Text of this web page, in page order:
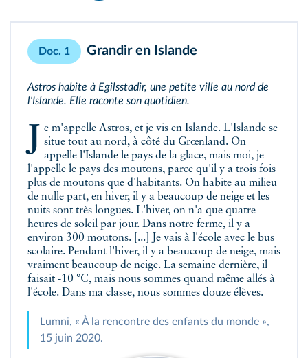
Doc. 1 Grandir en Islande
Astros habite à Egilsstadir, une petite ville au nord de
l'Islande. Elle raconte son quotidien.
Je m'appelle Astros, et je vis en Islande. L'Islande se
situe tout au nord, à côté du Grœnland. On
appelle l'Islande le pays de la glace, mais moi, je
l'appelle le pays des moutons, parce qu'il y a trois fois
plus de moutons que d'habitants. On habite au milieu
de nulle part, en hiver, il y a beaucoup de neige et les
nuits sont très longues. L'hiver, on n'a que quatre
heures de soleil par jour. Dans notre ferme, il y a
environ 300 moutons. [...] Je vais à l'école avec le bus
scolaire. Pendant l'hiver, il y a beaucoup de neige, mais
vraiment beaucoup de neige. La semaine dernière, il
faisait -10 °C, mais nous sommes quand même allés à
l'école. Dans ma classe, nous sommes douze élèves.
Lumni, « À la rencontre des enfants du monde »,
15 juin 2020.